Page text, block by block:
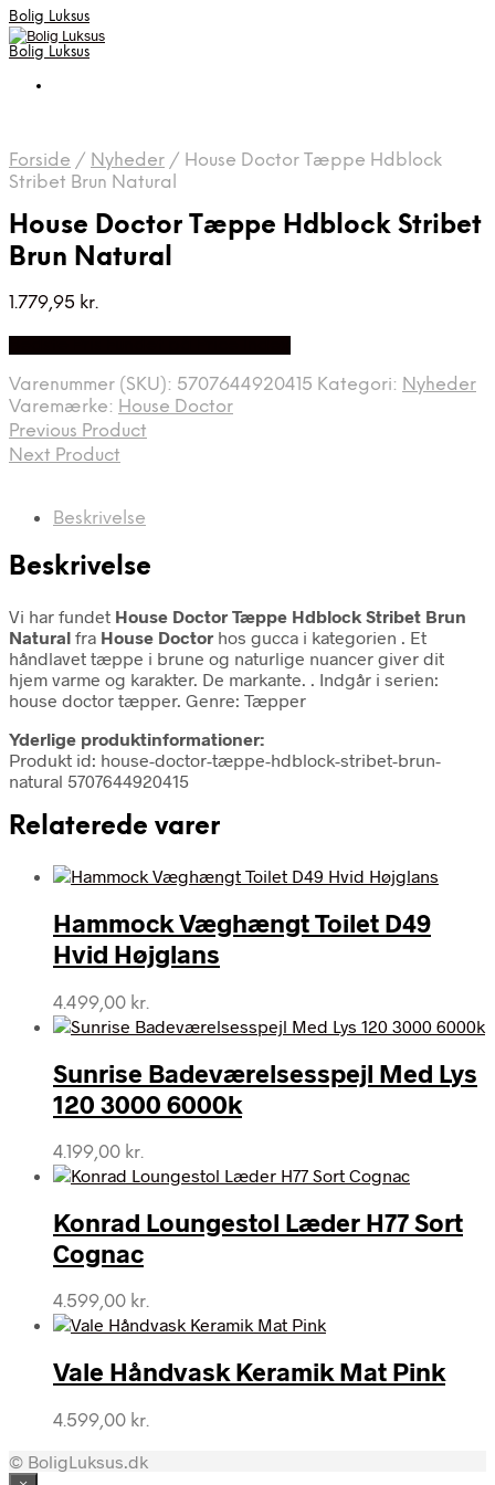
Bolig Luksus
Bolig Luksus
Forside / Nyheder / House Doctor Tæppe Hdblock
Stribet Brun Natural
House Doctor Tæppe Hdblock Stribet
Brun Natural
1.779,95 kr.
Varenummer (SKU): 5707644920415 Kategori: Nyheder
Varemærke: House Doctor
Previous Product
Next Product
Beskrivelse
Beskrivelse
Vi har fundet House Doctor Tæppe Hdblock Stribet Brun
Natural fra House Doctor hos gucca i kategorien . Et
håndlavet tæppe i brune og naturlige nuancer giver dit
hjem varme og karakter. De markante. . Indgår i serien:
house doctor tæpper. Genre: Tæpper
Yderlige produktinformationer:
Produkt id: house-doctor-tæppe-hdblock-stribet-brun-
natural 5707644920415
Relaterede varer
Hammock Væghængt Toilet D49
Hvid Højglans
4.499,00 kr.
Sunrise Badeværelsesspejl Med Lys
120 3000 6000k
4.199,00 kr.
Konrad Loungestol Læder H77 Sort
Cognac
4.599,00 kr.
Vale Håndvask Keramik Mat Pink
4.599,00 kr.
© BoligLuksus.dk